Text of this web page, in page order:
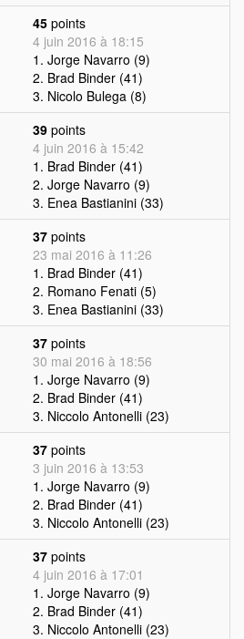
45 points
4 juin 2016 à 18:15
1. Jorge Navarro (9)
2. Brad Binder (41)
3. Nicolo Bulega (8)
39 points
4 juin 2016 à 15:42
1. Brad Binder (41)
2. Jorge Navarro (9)
3. Enea Bastianini (33)
37 points
23 mai 2016 à 11:26
1. Brad Binder (41)
2. Romano Fenati (5)
3. Enea Bastianini (33)
37 points
30 mai 2016 à 18:56
1. Jorge Navarro (9)
2. Brad Binder (41)
3. Niccolo Antonelli (23)
37 points
3 juin 2016 à 13:53
1. Jorge Navarro (9)
2. Brad Binder (41)
3. Niccolo Antonelli (23)
37 points
4 juin 2016 à 17:01
1. Jorge Navarro (9)
2. Brad Binder (41)
3. Niccolo Antonelli (23)